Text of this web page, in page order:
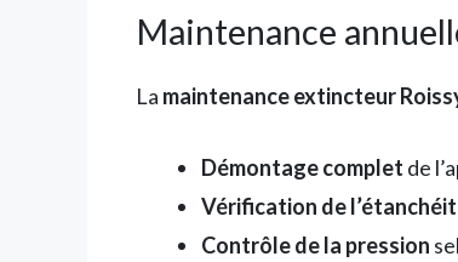
Maintenance
La maintenance extincteur
Démontage complet de
Vérification de
Contrôle de la pression